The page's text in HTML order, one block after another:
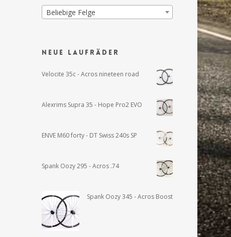
Beliebige Felge
Neue Laufräder
Velocite 35c - Acros nineteen road
Alexrims Supra 35 - Hope Pro2 EVO
ENVE M60 forty - DT Swiss 240s SP
Spank Oozy 295 - Acros .74
Spank Oozy 345 - Acros Boost